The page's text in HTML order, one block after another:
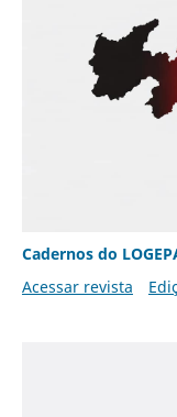
Cadernos do
Acessar revista